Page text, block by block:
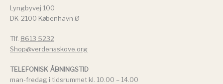
Lyngbyvej 100
DK-2100 København Ø
Tlf. 8613 5232
Shop@verdensskove.org
TELEFONISK ÅBNINGSTID
man-fredag i tidsrummet kl. 10.00 – 14.00